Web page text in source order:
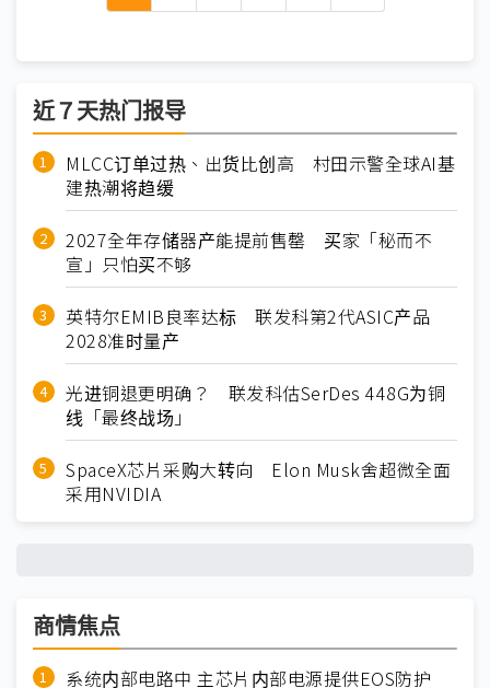
近７天热门报导
MLCC订单过热、出货比创高 村田示警全球AI基
建热潮将趋缓
2027全年存储器产能提前售罄 买家「秘而不
宣」只怕买不够
英特尔EMIB良率达标 联发科第2代ASIC产品
2028准时量产
光进铜退更明确？ 联发科估SerDes 448G为铜
线「最终战场」
SpaceX芯片采购大转向 Elon Musk舍超微全面
采用NVIDIA
商情焦点
系统内部电路中 主芯片内部电源提供EOS防护